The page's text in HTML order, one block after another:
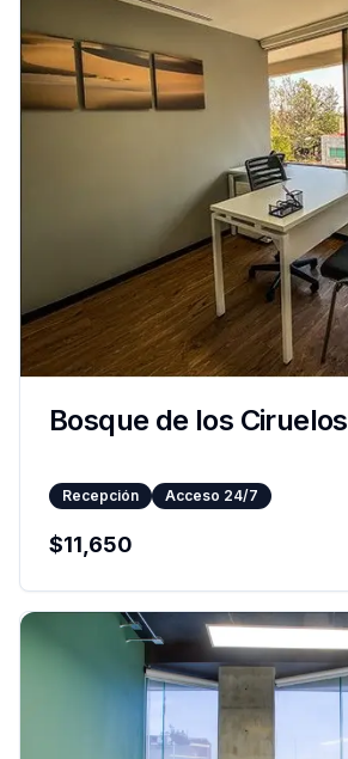
Bosque de los Ciruelos
Recepción Acceso 24/7
$11,650